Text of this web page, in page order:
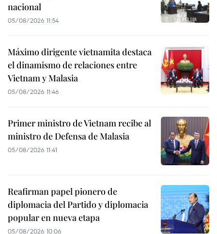
nacional
05/08/2026 11:54
Máximo dirigente vietnamita destaca
el dinamismo de relaciones entre
Vietnam y Malasia
05/08/2026 11:46
Primer ministro de Vietnam recibe al
ministro de Defensa de Malasia
05/08/2026 11:41
Reafirman papel pionero de
diplomacia del Partido y diplomacia
popular en nueva etapa
05/08/2026 10:06